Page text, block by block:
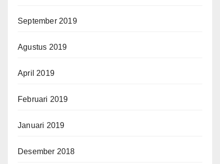
September 2019
Agustus 2019
April 2019
Februari 2019
Januari 2019
Desember 2018